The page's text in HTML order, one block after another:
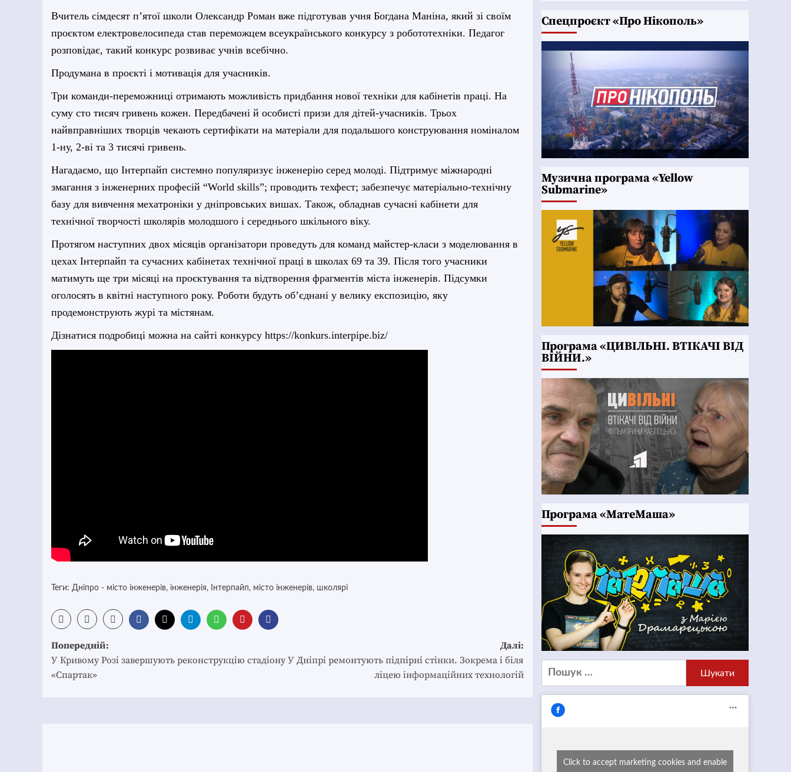
Вчитель сімдесят п’ятої школи Олександр Роман вже підготував учня Богдана Маніна, який зі своїм
проєктом електровелосипеда став переможцем всеукраїнського конкурсу з робототехніки. Педагог
розповідає, такий конкурс розвиває учнів всебічно.
Продумана в проєкті і мотивація для учасників.
Три команди-переможниці отримають можливість придбання нової техніки для кабінетів праці. На
суму сто тисяч гривень кожен. Передбачені й особисті призи для дітей-учасників. Трьох
найвправніших творців чекають сертифікати на матеріали для подальшого конструювання номіналом
1-ну, 2-ві та 3 тисячі гривень.
Нагадаємо, що Інтерпайп системно популяризує інженерію серед молоді. Підтримує міжнародні
змагання з інженерних професій “World skills”; проводить техфест; забезпечує матеріально-технічну
базу для вивчення мехатроніки у дніпровських вишах. Також, обладнав сучасні кабінети для
технічної творчості школярів молодшого і середнього шкільного віку.
Протягом наступних двох місяців організатори проведуть для команд майстер-класи з моделювання в
цехах Інтерпайп та сучасних кабінетах технічної праці в школах 69 та 39. Після того учасники
матимуть ще три місяці на проєктування та відтворення фрагментів міста інженерів. Підсумки
оголосять в квітні наступного року. Роботи будуть об’єднані у велику експозицію, яку
продемонструють журі та містянам.
Дізнатися подробиці можна на сайті конкурсу https://konkurs.interpipe.biz/
Теги: Дніпро - місто інженерів, інженерія, Інтерпайп, місто інженерів, школярі
Post
navigation
Попередній:
У Кривому Розі завершують реконструкцію стадіону
«Спартак»
Далі:
У Дніпрі ремонтують підпірні стінки. Зокрема і біля
ліцею інформаційних технологій
Cпецпроєкт «Про Нікополь»
Музична програма «Yellow
Submarine»
Програма «ЦИВІЛЬНІ. ВТІКАЧІ ВІД
ВІЙНИ.»
Програма «МатеМаша»
Пошук:
Click to accept marketing cookies and enable